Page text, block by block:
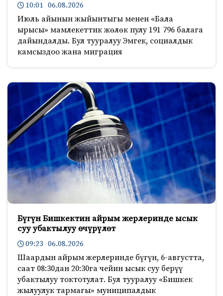
10:01 06.08.2026
Июль айынын жыйынтыгы менен «Бала
ырысы» мамлекеттик жөлөк пулу 191 796 балага
дайындалды. Бул тууралуу Эмгек, социалдык
камсыздоо жана миграция
Бүгүн Бишкектин айрым жерлеринде ысык
суу убактылуу өчүрүлөт
09:23 06.08.2026
Шаардын айрым жерлеринде бүгүн, 6-августта,
саат 08:30дан 20:30га чейин ысык суу берүү
убактылуу токтотулат. Бул тууралуу «Бишкек
жылуулук тармагы» муниципалдык